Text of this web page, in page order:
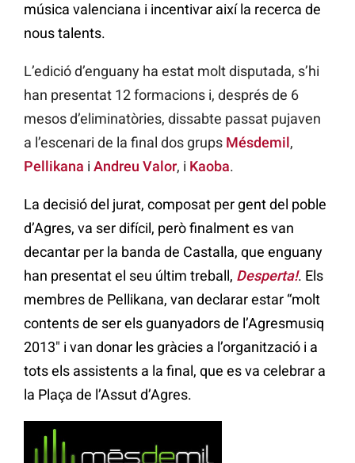
música valenciana i incentivar així la recerca de
nous talents.
L’edició d’enguany ha estat molt disputada, s’hi
han presentat 12 formacions i, després de 6
mesos d’eliminatòries, dissabte passat pujaven
a l’escenari de la final dos grups Mésdemil,
Pellikana i Andreu Valor, i Kaoba.
La decisió del jurat, composat per gent del poble
d’Agres, va ser difícil, però finalment es van
decantar per la banda de Castalla, que enguany
han presentat el seu últim treball, Desperta!. Els
membres de Pellikana, van declarar estar “molt
contents de ser els guanyadors de l’Agresmusiq
2013″ i van donar les gràcies a l’organització i a
tots els assistents a la final, que es va celebrar a
la Plaça de l’Assut d’Agres.